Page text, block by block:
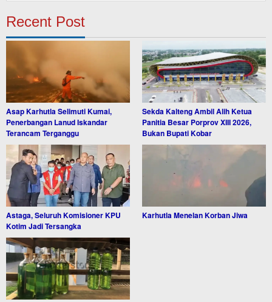
Recent Post
Asap Karhutla Selimuti Kumai,
Penerbangan Lanud Iskandar
Terancam Terganggu
Sekda Kalteng Ambil Alih Ketua
Panitia Besar Porprov XIII 2026,
Bukan Bupati Kobar
Astaga, Seluruh Komisioner KPU
Kotim Jadi Tersangka
Karhutla Menelan Korban Jiwa